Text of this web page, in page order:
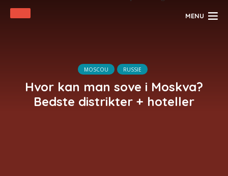
MENU
MOSCOU RUSSIE
Hvor kan man sove i Moskva?
Bedste distrikter + hoteller